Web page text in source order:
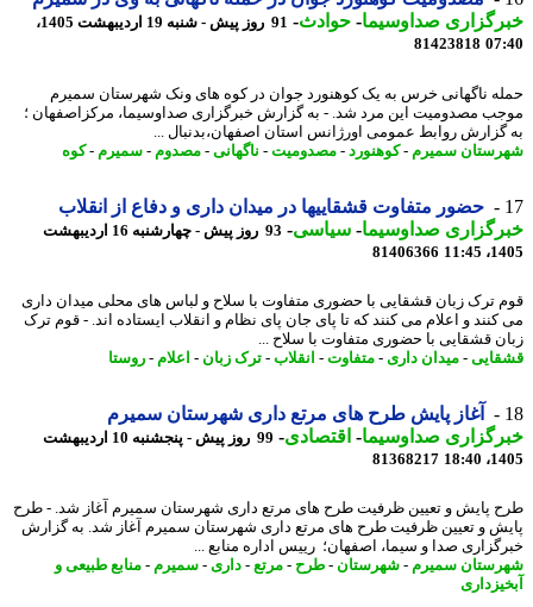
صداوسیما-حوادث -
91 روز پیش - شنبه 19 اردیبهشت 1405،
81423818
ناگهانی خرس به یک کوهنورد جوان در کوه های ونک شهرستان سمیرم
مصدومیت این مرد شد. - به گزارش خبرگزاری صداوسیما، مرکزاصفهان ؛
روابط عمومی اورژانس استان اصفهان،بدنبال ...
سمیرم-کوهنورد-مصدومیت-ناگهانی-مصدوم-سمیرم-کوه
حضور متفاوت قشقاییها در میدان داری و دفاع از انقلاب
صداوسیما-سیاسی-
93 روز پیش - چهارشنبه 16 اردیبهشت
81406366
ترک زبان قشقایی با حضوری متفاوت با سلاح و لباس های محلی میدان داری
و اعلام می کنند که تا پای جان پای نظام و انقلاب ایستاده اند. - قوم ترک
قشقایی با حضوری متفاوت با سلاح ...
-میدان داری- متفاوت-انقلاب-ترک زبان -اعلام -روستا
آغاز پایش طرح های مرتع داری شهرستان سمیرم
صداوسیما-اقتصادی-
99 روز پیش - پنجشنبه 10 اردیبهشت
81368217
پایش و تعیین ظرفیت طرح های مرتع داری شهرستان سمیرم آغاز شد. - طرح
و تعیین ظرفیت طرح های مرتع داری شهرستان سمیرم آغاز شد. به گزارش
صدا و سیما، اصفهان؛ رییس اداره منابع ...
سمیرم-شهرستان-طرح-مرتع- داری- سمیرم-منابع طبیعی و